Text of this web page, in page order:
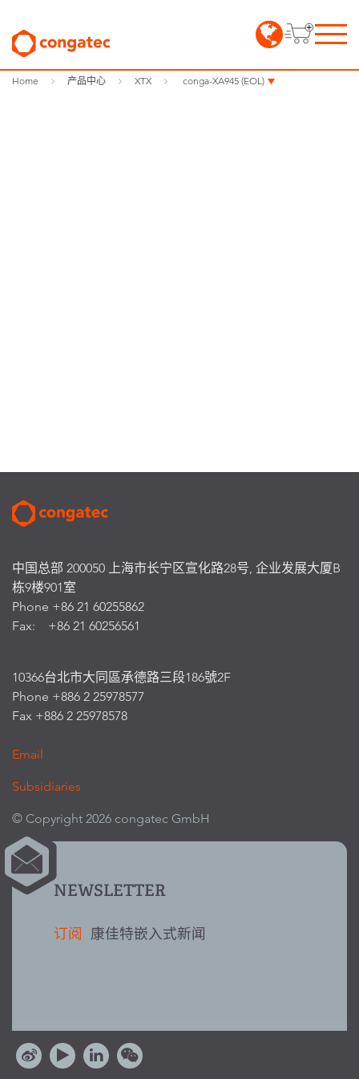
Home 产品中心 XTX conga-XA945 (EOL)
中国总部 200050 上海市长宁区宣化路28号, 企业发展大厦B
栋9楼901室
Phone +86 21 60255862
Fax: +86 21 60256561
10366台北市大同區承德路三段186號2F
Phone +886 2 25978577
Fax +886 2 25978578
Email
Subsidiaries
© Copyright 2026 congatec GmbH
NEWSLETTER
订阅 康佳特嵌入式新闻